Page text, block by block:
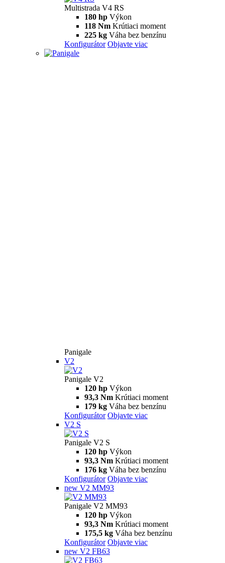
Multistrada V4 RS
180 hp Výkon
118 Nm Krútiaci moment
225 kg Váha bez benzínu
Konfigurátor Objavte viac
Panigale
V2
Panigale V2
120 hp Výkon
93,3 Nm Krútiaci moment
179 kg Váha bez benzínu
Konfigurátor Objavte viac
V2 S
Panigale V2 S
120 hp Výkon
93,3 Nm Krútiaci moment
176 kg Váha bez benzínu
Konfigurátor Objavte viac
new V2 MM93
Panigale V2 MM93
120 hp Výkon
93,3 Nm Krútiaci moment
175,5 kg Váha bez benzínu
Konfigurátor Objavte viac
new V2 FB63